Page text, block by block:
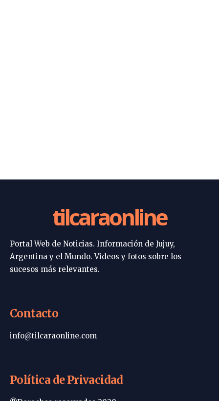
tilcaraonline
Portal Web de Noticias. Información de Jujuy,
Argentina y el Mundo. Videos y fotos sobre los
sucesos más relevantes.
Contacto
info@tilcaraonline.com
Política de Privacidad